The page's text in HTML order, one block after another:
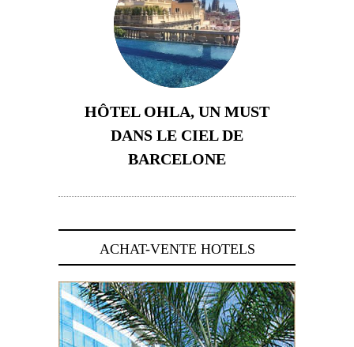
HÔTEL OHLA, UN MUST
DANS LE CIEL DE
BARCELONE
ACHAT-VENTE HOTELS